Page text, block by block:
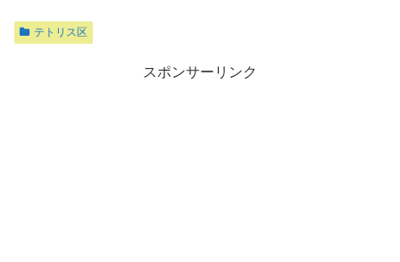
テトリス区
スポンサーリンク